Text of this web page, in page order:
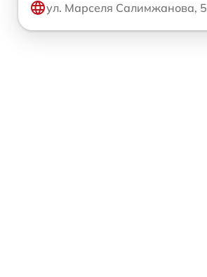
ул. Марселя Салимжанова, 5